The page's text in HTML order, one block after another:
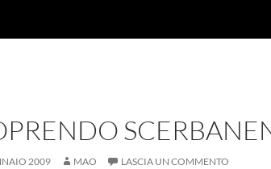
2009 MAO LASCIA UN COMMENTO